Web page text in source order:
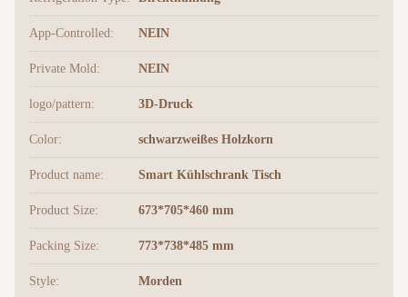
App-Controlled: NEIN
Private Mold: NEIN
logo/pattern: 3D-Druck
Color: schwarzweißes Holzkorn
Product name: Smart Kühlschrank Tisch
Product Size: 673*705*460 mm
Packing Size: 773*738*485 mm
Style: Morden